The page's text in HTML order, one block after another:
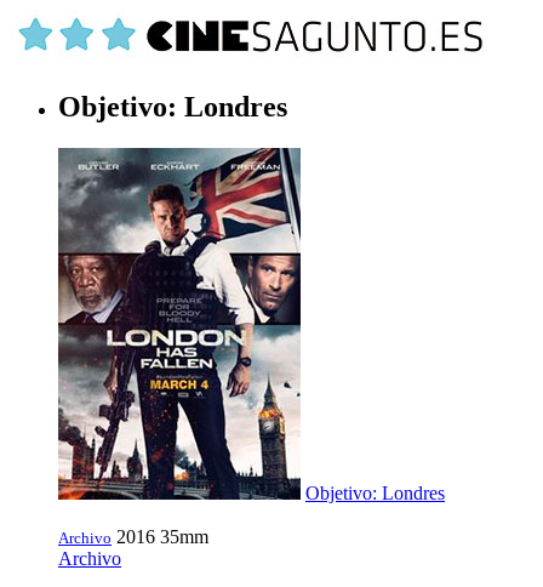
Objetivo: Londres
Objetivo: Londres
Archivo 2016 35mm
Archivo